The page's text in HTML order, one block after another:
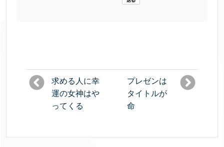
求める人に幸
運の女神はや
ってくる
プレゼンは
タイトルが
命